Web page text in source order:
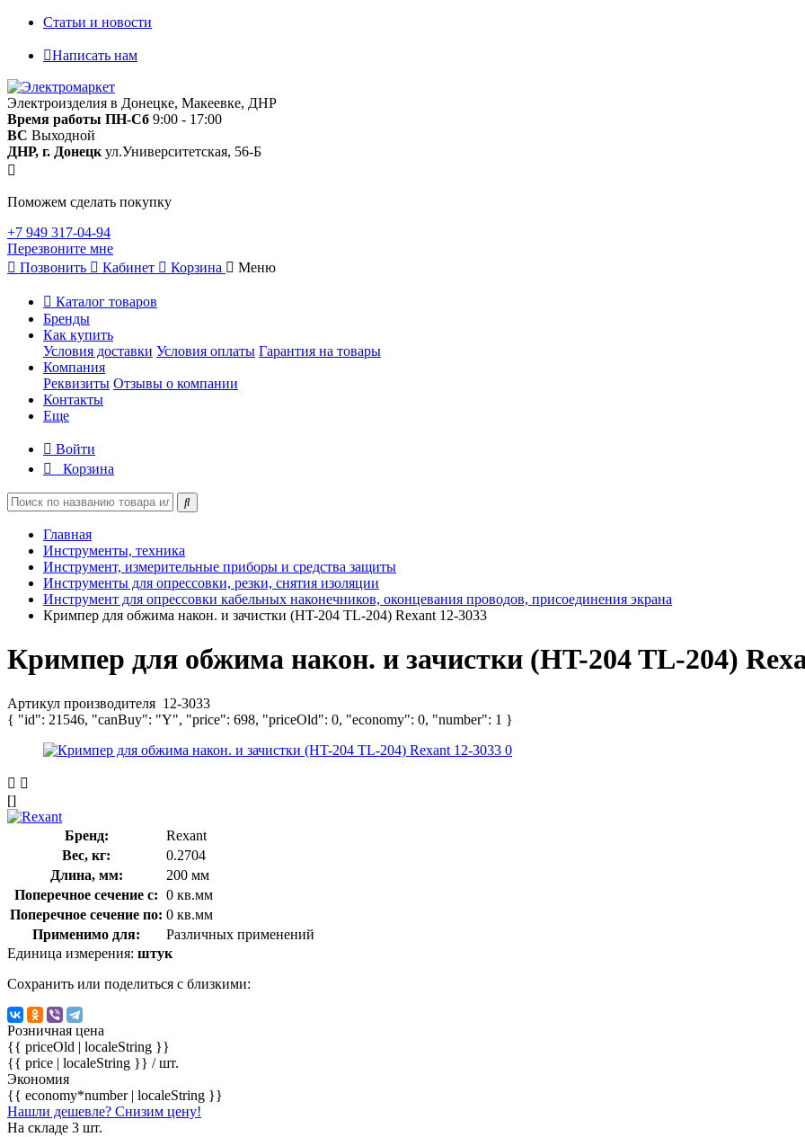
Статьи и новости
Написать нам
Электроизделия в Донецке, Макеевке, ДНР
Время работы ПН-Сб 9:00 - 17:00
ВС Выходной
ДНР, г. Донецк ул.Университетская, 56-Б
Поможем сделать покупку
+7 949 317-04-94
Перезвоните мне
Позвонить
Кабинет Корзина Меню
Каталог товаров
Бренды
Как купить
Условия доставки Условия оплаты Гарантия на товары
Компания
Реквизиты Отзывы о компании
Контакты
Еще
Войти
Корзина
Главная
Инструменты, техника
Инструмент, измерительные приборы и средства защиты
Инструменты для опрессовки, резки, снятия изоляции
Инструмент для опрессовки кабельных наконечников, оконцевания проводов, присоединения экрана
Кримпер для обжима након. и зачистки (HT-204 TL-204) Rexant 12-3033
Кримпер для обжима након. и зачистки (HT-204 TL-204)
Артикул производителя 12-3033
{ "id": 21546, "canBuy": "Y", "price": 698, "priceOld": 0, "economy": 0, "number": 1 }
[]
Бренд:
Rexant
Вес, кг:
0.2704
Длина, мм:
200 мм
Поперечное сечение с: 0 кв.мм
Поперечное сечение по: 0 кв.мм
Применимо для:
Различных применений
Единица измерения: штук
Сохранить или поделиться с близкими:
Розничная цена
{{ priceOld | localeString }}
{{ price | localeString }} / шт.
Экономия
{{ economy*number | localeString }}
Нашли дешевле? Снизим цену!
На складе 3 шт.